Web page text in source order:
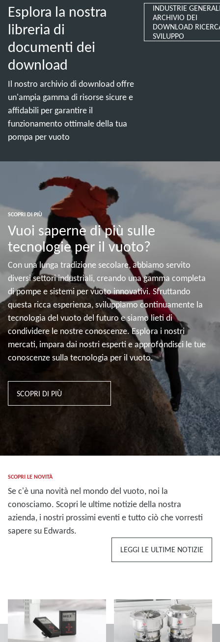
Esplora la nostra
libreria di
documenti dei
download
Il nostro archivio di download offre
un'ampia gamma di risorse sicure e
affidabili per garantire il
funzionamento ottimale della tua
pompa per vuoto
INDUSTRIE
ARCHIVIO DEI
DOWNLOAD
SVILUPPO
SCOPRI DI PIÙ
Vuoi saperne di più sulle
tecnologie per il vuoto?
Con una lunga tradizione secolare, abbiamo servito
diversi settori industriali, creando una gamma completa
di pompe e sistemi per vuoto innovativi. Sfruttando
questa ricca esperienza, sviluppiamo continuamente la
tecnologia del vuoto del futuro e siamo lieti di
condividere le nostre conoscenze. Esplora i nostri
mercati, impara dai nostri esperti e approfondisci le tue
conoscenze sulla tecnologia per il vuoto.
SCOPRI DI PIÙ
SCOPRI LE NOVITÀ
Se c'è una novità nel mondo del vuoto, noi la
conosciamo. Scopri le ultime notizie della nostra
azienda, i nostri prossimi eventi e tutto ciò che vorresti
sapere su Edwards.
LEGGI LE ULTIME NOTIZIE